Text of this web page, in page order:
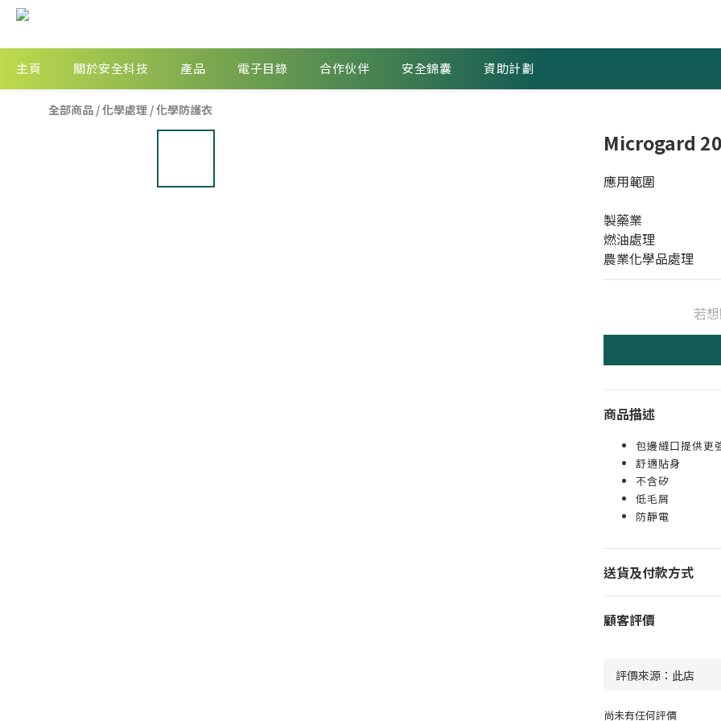
主頁 關於安全科技 產品 電子目錄 合作伙伴 安全錦囊 資助計劃
全部商品 /化學處理 /化學防護衣
Microgard
應用範圍
製藥業
燃油處理
農業化學品處理
若
商品描述
包邊縫口提供更
舒適貼身
不含矽
低毛屑
防靜電
送貨及付款方式
顧客評價
尚未有任何評價